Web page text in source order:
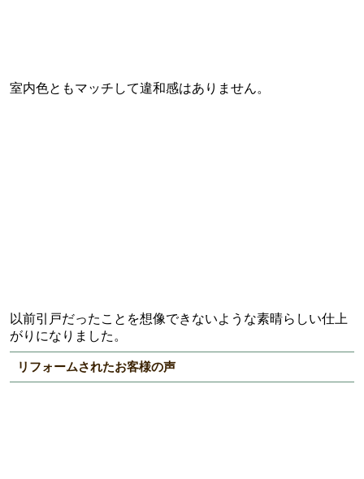
室内色ともマッチして違和感はありません。
以前引戸だったことを想像できないような素晴らしい仕上
がりになりました。
リフォームされたお客様の声